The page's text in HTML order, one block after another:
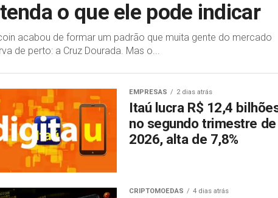
o que ele pode indicar
acabou de formar um padrão que muita gente do mercado
de perto: a Cruz Dourada. Mas o...
EMPRESAS 2 dias atrás
Itaú lucra R$ 12,4
no segundo trimestre de
2026, alta de 7,8%
CRIPTOMOEDAS 4 dias atrás